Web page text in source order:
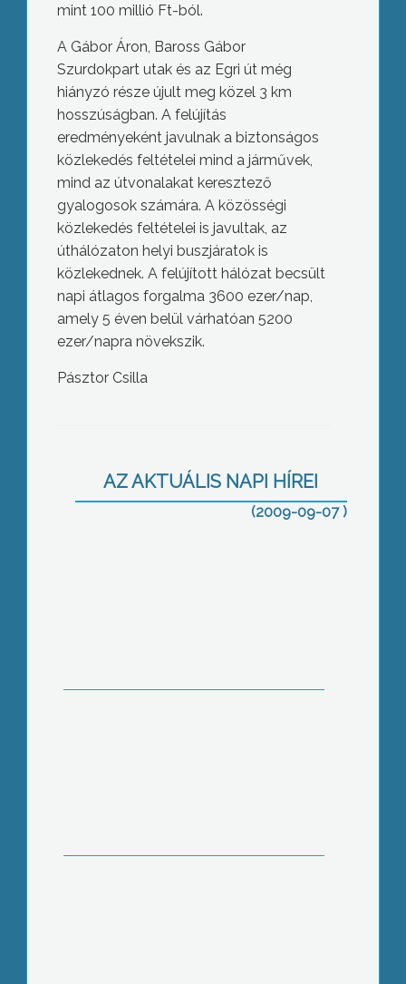
mint 100 millió Ft-ból.
A Gábor Áron, Baross Gábor
Szurdokpart utak és az Egri út még
hiányzó része újult meg közel 3 km
hosszúságban. A felújítás
eredményeként javulnak a biztonságos
közlekedés feltételei mind a járművek,
mind az útvonalakat keresztező
gyalogosok számára. A közösségi
közlekedés feltételei is javultak, az
úthálózaton helyi buszjáratok is
közlekednek. A felújított hálózat becsült
napi átlagos forgalma 3600 ezer/nap,
amely 5 éven belül várhatóan 5200
ezer/napra növekszik.
Pásztor Csilla
AZ AKTUÁLIS NAPI HÍREI
(2009-09-07 )
okozott Gyöngyösön és 8 környező
településen